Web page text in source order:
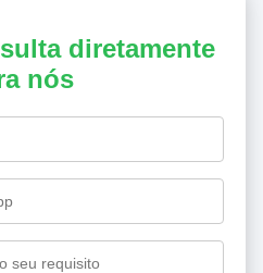
diretamente
nós